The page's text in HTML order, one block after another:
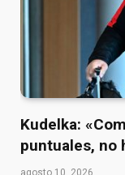
Kudelka:
puntuales, no
agosto 10, 2026